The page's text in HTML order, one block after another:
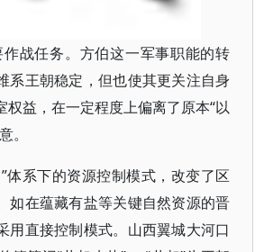
作战任务。方伯这一军事职能的转
系王朝稳定，但也使其更关注自身
权益，在一定程度上偏离了原本“以
。
体系下的资源控制模式，改变了区
如在蕴藏有盐等关键自然资源的晋
用直接控制模式。山西翼城大河口